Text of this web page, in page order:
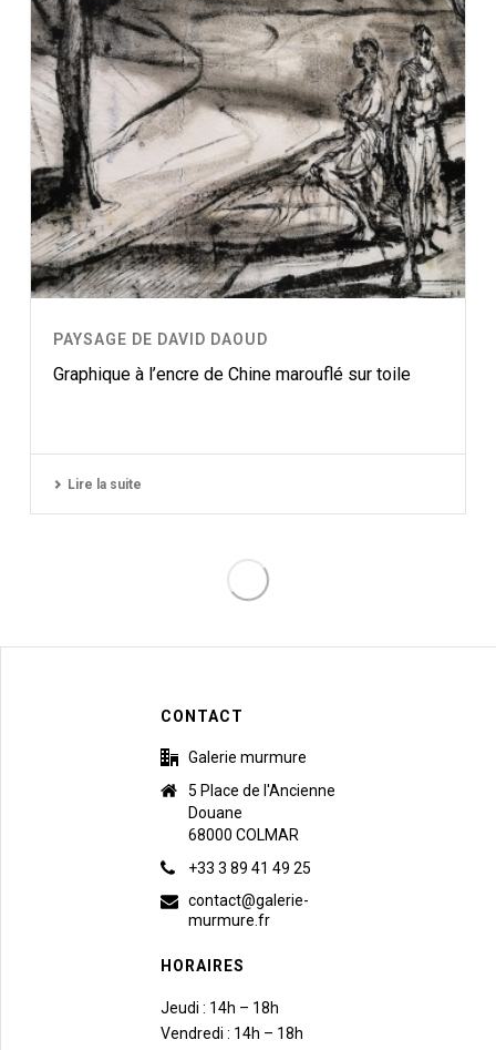
PAYSAGE DE DAVID DAOUD
Graphique à l’encre de Chine marouflé sur toile
Lire la suite
CONTACT
Galerie murmure
5 Place de l'Ancienne
Douane
68000 COLMAR
+33 3 89 41 49 25
contact@galerie-
murmure.fr
HORAIRES
Jeudi : 14h – 18h
Vendredi : 14h – 18h